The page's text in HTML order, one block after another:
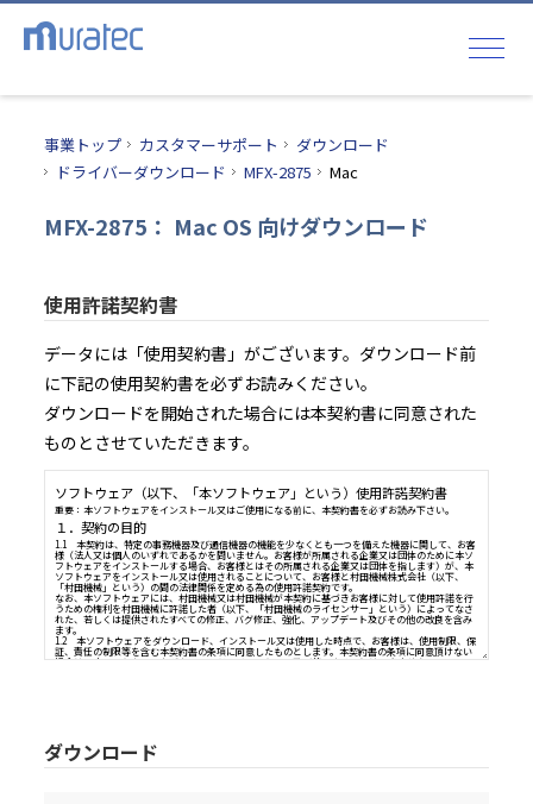
事業トップ カスタマーサポート
ダウンロード
ドライバーダウンロード
MFX-2875 Mac
MFX-2875： Mac OS 向けダウンロード
使用許諾契約書
データには「使用契約書」がございます。ダウンロード前
に下記の使用契約書を必ずお読みください。
ダウンロードを開始された場合には本契約書に同意された
ものとさせていただきます。
ソフトウェア（以下、「本ソフトウェア」という）使用許諾契
重要：本ソフトウェアをインストール又はご使用になる前に、本契約書を必ずお読み
１．契約の目的
なお、本ソフトウェアには、村田機械又は村田機械が本契約に基づきお客様に対して
うための権利を村田機械に許諾した者（以下、「村田機械のライセンサー」という）
れた、若しくは提供されたすべての修正、バグ修正、強化、アップデート及びその他
ダウンロード